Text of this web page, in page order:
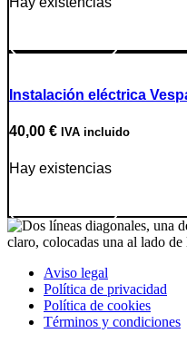
Instalación eléctrica
40,00 € IVA incluido
Hay existencias
Aviso legal
Política de privacidad
Política de cookies
Términos y condiciones